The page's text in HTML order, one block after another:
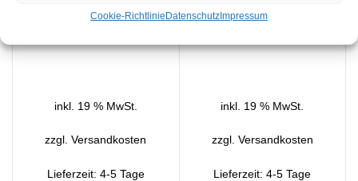
Cookie-Richtlinie Datenschutz Impressum
IN DEN WARENKORB
inkl. 19 % MwSt.
zzgl.Versandkosten
Lieferzeit: 4-5 Tage
IN DEN WARENKORB
inkl. 19 % MwSt.
zzgl. Versandkosten
Lieferzeit:4-5 Tage